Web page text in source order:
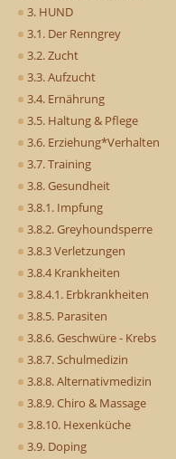
3. HUND
3.1. Der Renngrey
3.2. Zucht
3.3. Aufzucht
3.4. Ernährung
3.5. Haltung & Pflege
3.6. Erziehung*Verhalten
3.7. Training
3.8. Gesundheit
3.8.1. Impfung
3.8.2. Greyhoundsperre
3.8.3 Verletzungen
3.8.4 Krankheiten
3.8.4.1. Erbkrankheiten
3.8.5. Parasiten
3.8.6. Geschwüre - Krebs
3.8.7. Schulmedizin
3.8.8. Alternativmedizin
3.8.9. Chiro & Massage
3.8.10. Hexenküche
3.9. Doping